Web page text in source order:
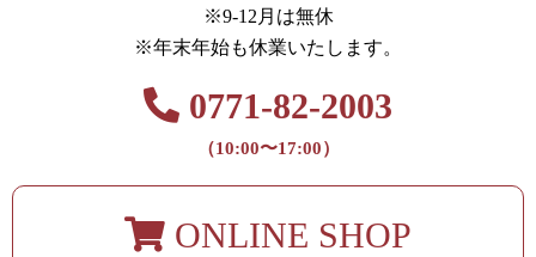
※9-12月は無休
※年末年始も休業いたします。
0771-82-2003
（10:00〜17:00）
ONLINE SHOP